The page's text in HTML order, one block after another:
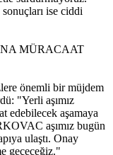
sonuçları ise ciddi
MÜRACAAT
önemli bir müjdem
"Yerli aşımız
edebilecek aşamaya
aşımız bugün
ulaştı. Onay
geçeceğiz."